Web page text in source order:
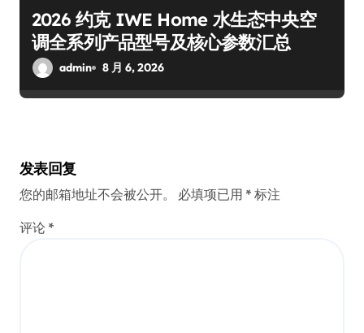
2026 约克 IWE Home 水生态中央空
调全系列产品型号及核心参数汇总
admin 8 月 6, 2026
发表回复
您的邮箱地址不会被公开。 必填项已用 * 标注
评论 *